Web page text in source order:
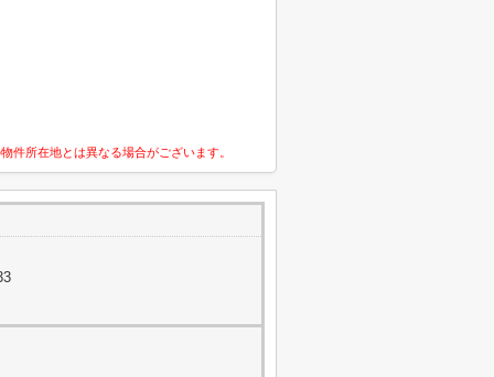
件所在地とは異なる場合がございます。